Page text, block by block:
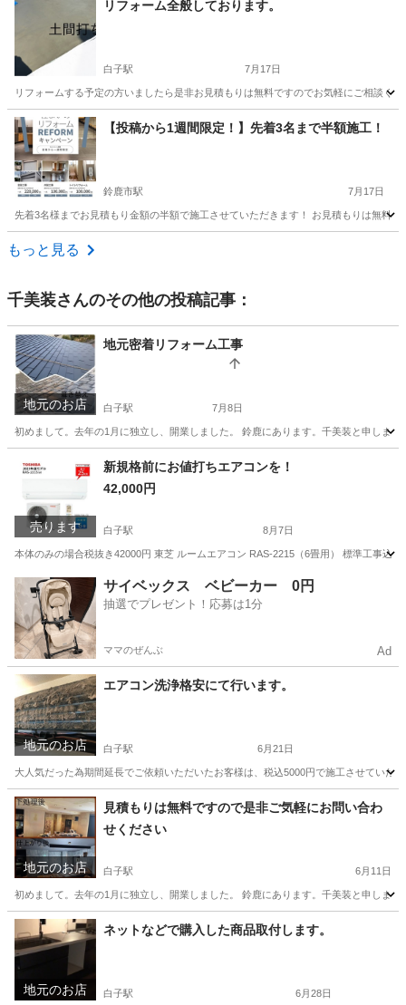
リフォーム全般しております。
白子駅 7月17日
リフォームする予定の方いましたら是非お見積もりは無料ですのでお気軽にご相談く
三重 鈴鹿市 白子駅 リフォーム 無料
【投稿から1週間限定！】先着3名まで半額施工！
鈴鹿市駅 7月17日
先着3名様までお見積もり金額の半額で施工させていただきます！ お見積もりは無料
三重 鈴鹿市
もっと見る
千美装さんのその他の投稿記事：
地元のお店
地元密着リフォーム工事
白子駅 7月8日
初めまして。去年の1月に独立し、開業しました。 鈴鹿にあります。千美装と申しま
白子駅 リフォーム
売ります
新規格前にお値打ちエアコンを！
42,000円
白子駅 8月7日
本体のみの場合税抜き42000円 東芝 ルームエアコン RAS-2215（6畳用） 標準工事込
三重 鈴鹿市 白子駅 季節、空調家電 ルーム
サイベックス ベビーカー 0円
抽選でプレゼント！応募は1分
ママのぜんぶ Ad
地元のお店
エアコン洗浄格安にて行います。
白子駅 6月21日
大人気だった為期間延長でご依頼いただいたお客様は、税込5000円で施工させてい
三重 鈴鹿市 白子駅 エアコン掃除 格安
地元のお店
見積もりは無料ですので是非ご気軽にお問い合わ
せください
白子駅 6月11日
初めまして。去年の1月に独立し、開業しました。 鈴鹿にあります。千美装と申しま
三重 鈴鹿市 白子駅 リフォーム 無料
地元のお店
ネットなどで購入した商品取付します。
白子駅 6月28日